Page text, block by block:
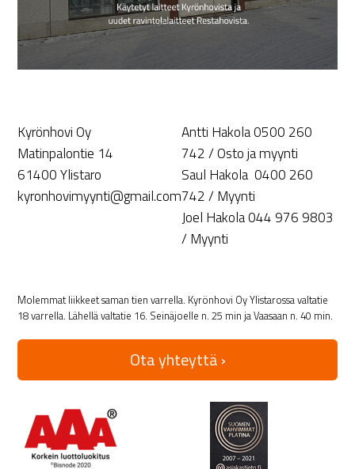
Kyrönhovi Oy
Matinpalontie 14
61400 Ylistaro
kyronhovimyynti@gmail.com
Antti Hakola 0500 260
742 / Osto ja myynti
Saul Hakola 0400 260
742 / Myynti
Joel Hakola 044 976 9803
/ Myynti
Molemmat liikkeet saman tien varrella. Kyrönhovi Oy Ylistarossa valtatie
18 varrella. Lähellä valtatie 16. Seinäjoelle n. 25 min ja Vaasaan n. 40 min.
Ota yhteyttä ›